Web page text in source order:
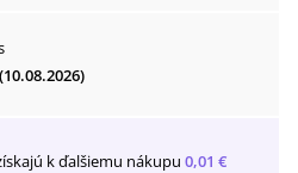
k ďalšiemu nákupu 0,01 €